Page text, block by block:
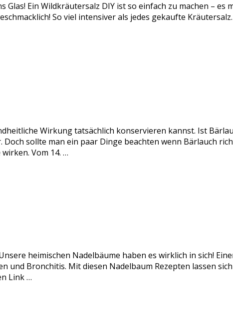
Ein Wildkräutersalz DIY ist so einfach zu machen – es
So viel intensiver als jedes gekaufte
Wirkung tatsächlich konservieren kannst. Ist
sollte man ein paar Dinge beachten wenn Bärlauch
Vom 14. …
heimischen Nadelbäume haben es wirklich in sich!
und Bronchitis. Mit diesen Nadelbaum Rezepten lassen
Link …